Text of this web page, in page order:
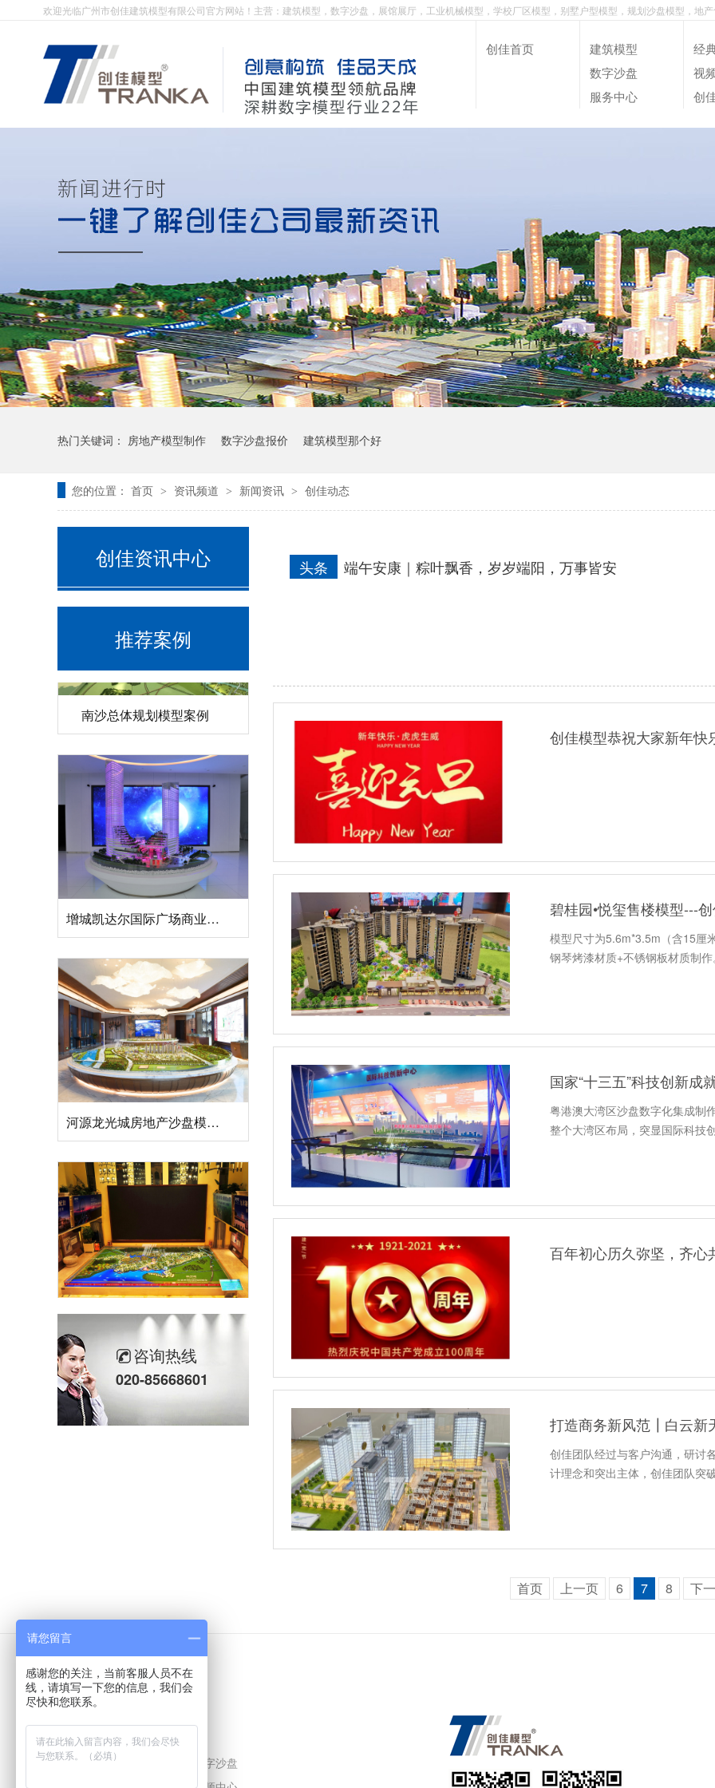
欢迎光临广州市创佳建筑模型有限公司官方网站！主营：建筑模型，数字沙盘，展馆展厅，工业机械模型，学校厂区模型，别墅户型模型，规划沙盘模型，地
创佳首页 建筑模型
经
数字沙盘
视
服务中心
创
热门关键词： 房地产模型制作 数字沙盘报价 建筑模型那个好
您的位置： 首页 > 资讯频道 > 新闻资讯 > 创佳动态
端午安康｜粽叶飘香，岁岁端阳，万事皆安
头条
创佳模型恭祝大家新年快
碧桂园•悦玺售楼模型---
模型尺寸为5.6m*3.5m（含15厘
钢琴烤漆材质+不锈钢板材质制
国家“十三五”科技创新成
粤港澳大湾区沙盘数字化集成制
整个大湾区布局，突显国际科技
百年初心历久弥坚，齐心
打造商务新风范┃白云新
创佳团队经过与客户沟通，研讨
计理念和突出主体，创佳团队突
首页 上一页 6 7 8 下
创佳资讯中心
推荐案例
广州开发区萝岗区全景规划模型案例
马来西亚富力公主湾房地产售楼沙盘建筑模型案例
清远美林湖售楼沙盘建筑模型案例
咨询热线
020-85668601
建筑模型
数字沙盘
请您留言
感谢您的关注，当前客服人员不在
线，请填写一下您的信息，我们会
尽快和您联系。